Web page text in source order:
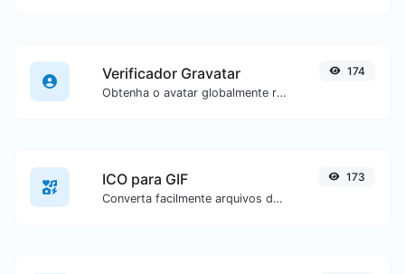
Verificador Gravatar
Obtenha o avatar globalmente reconhecido do gravatar.com para qualquer e-mail.
174
ICO para GIF
Converta facilmente arquivos de imagem ICO para GIF.
173